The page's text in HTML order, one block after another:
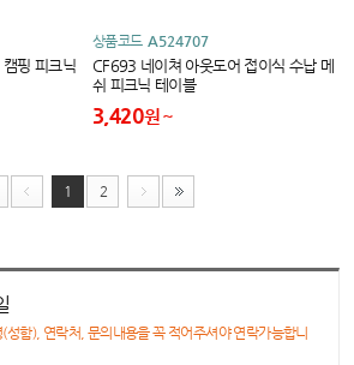
핑 피크닉
상품코드 A524707
CF693 네이쳐 아웃도어 접이식 수납 메
쉬 피크닉 테이블
3,420원
1 2
성함), 연락처, 문의내용을 꼭 적어주셔야 연락가능합니